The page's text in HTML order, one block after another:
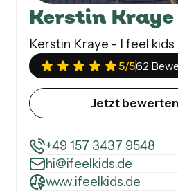
Kerstin Kraye
Kerstin Kraye - I feel kids
5/562
Jetzt bewerten
+49 157 3437 9548
hi@ifeelkids.de
www.ifeelkids.de